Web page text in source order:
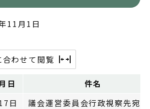
11月1日
わせて閲覧
日
件名
日
議会運営委員会行政視察先宛